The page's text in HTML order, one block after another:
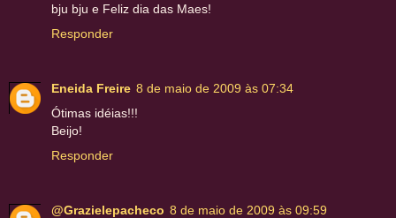
bju bju e Feliz dia das Maes!
Responder
Eneida Freire 8 de maio de 2009 às 07:34
Ótimas idéias!!!
Beijo!
Responder
@Grazielepacheco 8 de maio de 2009 às 09:59